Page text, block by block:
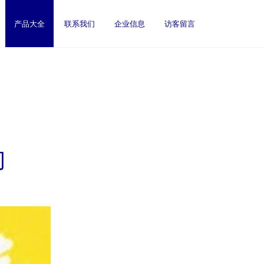
产品大全 联系我们 企业信息 访客留言